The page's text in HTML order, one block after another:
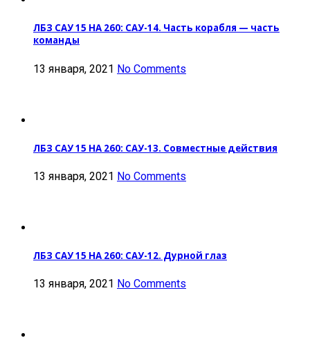
ЛБЗ САУ 15 НА 260: САУ-14. Часть корабля — часть
команды
13 января, 2021 No Comments
ЛБЗ САУ 15 НА 260: САУ-13. Совместные действия
13 января, 2021 No Comments
ЛБЗ САУ 15 НА 260: САУ-12. Дурной глаз
13 января, 2021 No Comments